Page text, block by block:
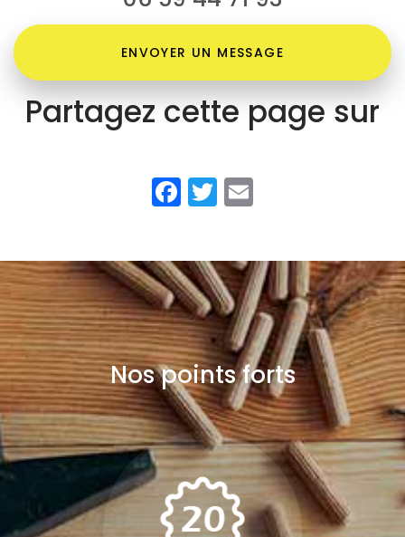
ENVOYER UN MESSAGE
Partagez cette page sur
Facebook
Twitter
Nos points forts